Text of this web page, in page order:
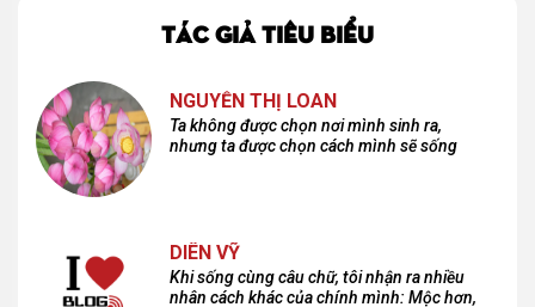
TÁC GIẢ TIÊU BIỂU
NGUYỄN THỊ LOAN
Ta không được chọn nơi mình sinh ra,
nhưng ta được chọn cách mình sẽ sống
DIÊN VỸ
Khi sống cùng câu chữ, tôi nhận ra nhiều
nhân cách khác của chính mình: Mộc hơn,